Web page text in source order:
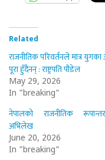
Related
राजनीतिक परिवर्तनले मात्र युगका
पूरा हुँदैनन् : राष्ट्रपति पौडेल
May 29, 2026
In "breaking"
नेपालको राजनीतिक
अभिलेख
June 20, 2026
In "breaking"